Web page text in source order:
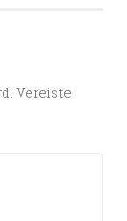
Vereiste